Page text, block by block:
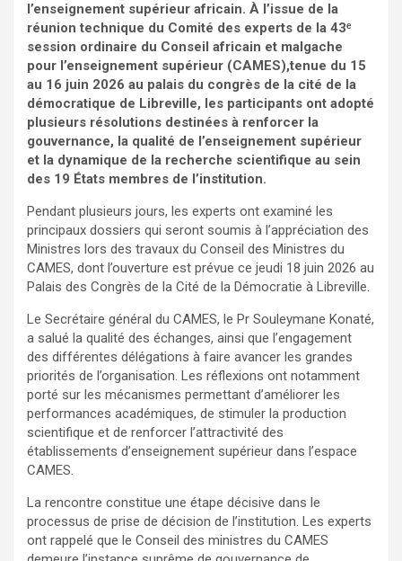
l’enseignement supérieur africain. À l’issue de la
réunion technique du Comité des experts de la 43ᵉ
session ordinaire du Conseil africain et malgache
pour l’enseignement supérieur (CAMES),tenue du 15
au 16 juin 2026 au palais du congrès de la cité de la
démocratique de Libreville, les participants ont adopté
plusieurs résolutions destinées à renforcer la
gouvernance, la qualité de l’enseignement supérieur
et la dynamique de la recherche scientifique au sein
des 19 États membres de l’institution.
Pendant plusieurs jours, les experts ont examiné les
principaux dossiers qui seront soumis à l’appréciation des
Ministres lors des travaux du Conseil des Ministres du
CAMES, dont l’ouverture est prévue ce jeudi 18 juin 2026 au
Palais des Congrès de la Cité de la Démocratie à Libreville.
Le Secrétaire général du CAMES, le Pr Souleymane Konaté,
a salué la qualité des échanges, ainsi que l’engagement
des différentes délégations à faire avancer les grandes
priorités de l’organisation. Les réflexions ont notamment
porté sur les mécanismes permettant d’améliorer les
performances académiques, de stimuler la production
scientifique et de renforcer l’attractivité des
établissements d’enseignement supérieur dans l’espace
CAMES.
La rencontre constitue une étape décisive dans le
processus de prise de décision de l’institution. Les experts
ont rappelé que le Conseil des ministres du CAMES